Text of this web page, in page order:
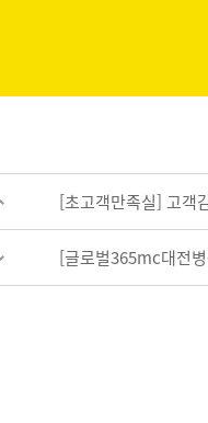
[초고객만족실] 고객
[글로벌365mc대전